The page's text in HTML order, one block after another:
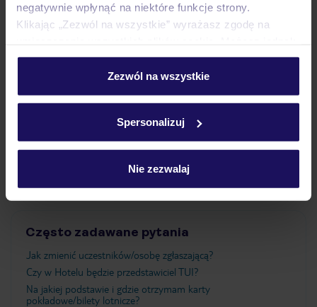
negatywnie wpłynąć na niektóre funkcje strony.
Klikając „Zezwól na wszystkie” wyrażasz zgodę na
personalizować swój wybór wchodząc w zakładkę
Szczegółowe informacje o plikach cookie znajdziesz
Zezwól na wszystkie
Spersonalizuj
Nie zezwalaj
Pokoje
Ważne informacje
Często zadawane pytania
Jak zmienić uczestników/osobę zgłaszającą?
Czy w Hotelu będzie przedstawiciel TUI?
Na jakiej podstawie i gdzie otrzymam karty
pokładowe/bilety lotnicze?